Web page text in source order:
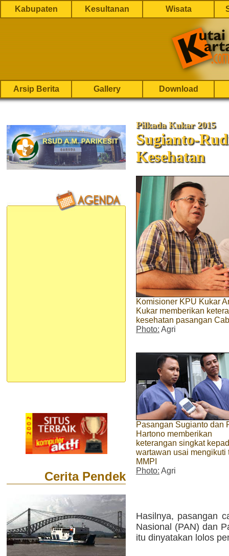
Kabupaten Kesultanan Wisata
Arsip Berita Gallery Download
Cerita Pendek
Pilkada Kukar 2015
Sugianto-
Kesehatan
Komisioner KPU Kukar
Kukar memberikan
kesehatan pasangan
Photo: Agri
Pasangan Sugianto dan
Hartono memberikan
keterangan singkat
wartawan usai mengikuti
MMPI
Photo: Agri
Hasilnya, pasangan
Nasional (PAN) dan
itu dinyatakan lolos